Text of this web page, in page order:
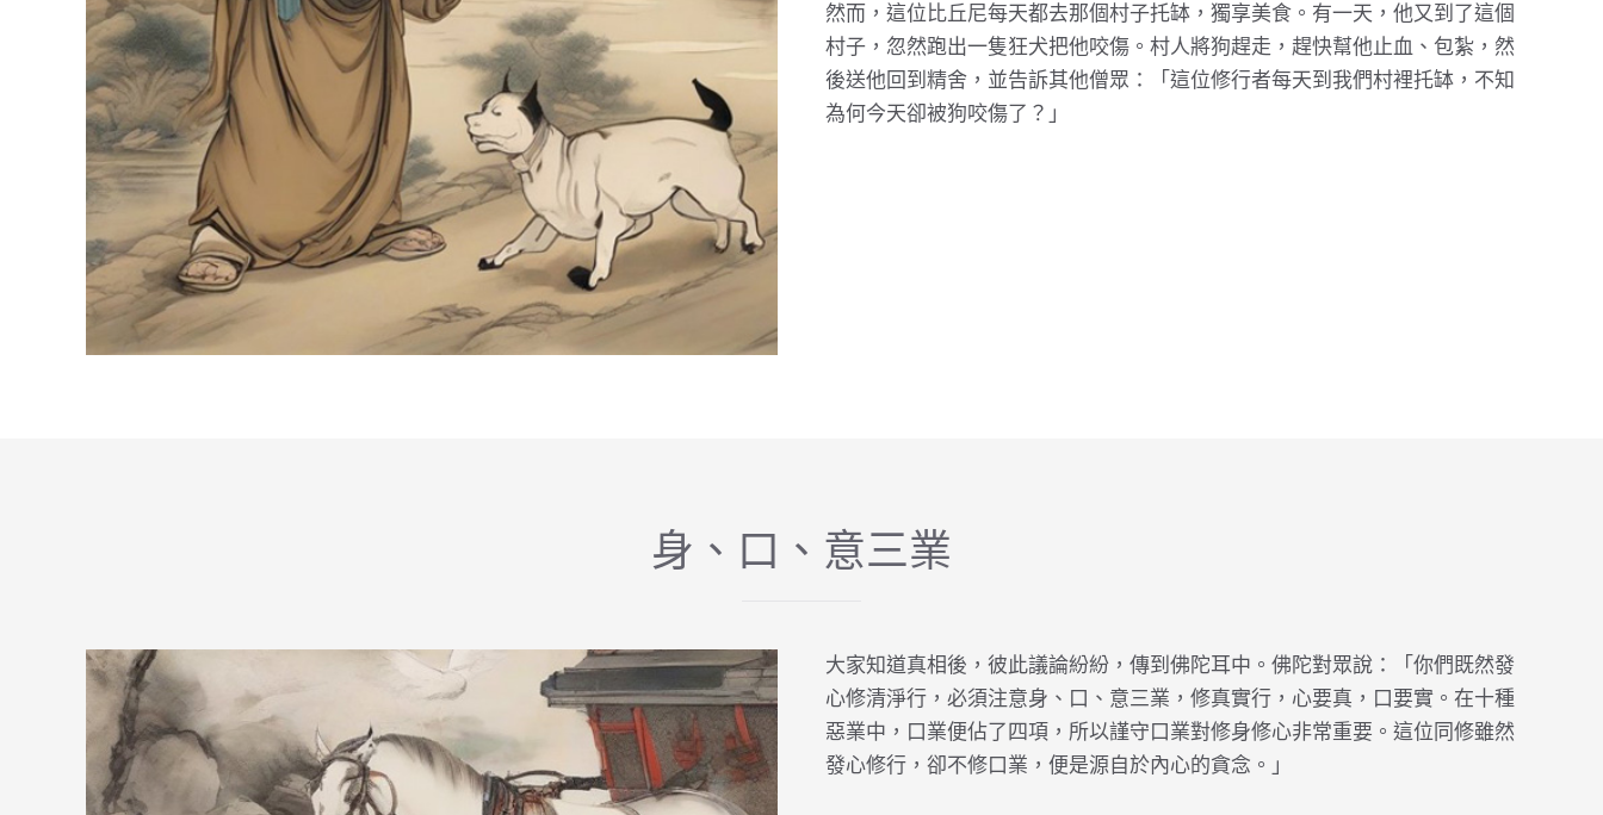
然而，這位比丘尼每天都去那個村子托缽，獨享美食。有一天，他又到了這個
村子，忽然跑出一隻狂犬把他咬傷。村人將狗趕走，趕快幫他止血、包紮，然
後送他回到精舍，並告訴其他僧眾：「這位修行者每天到我們村裡托缽，不知
為何今天卻被狗咬傷了？」
身、口、意三業
大家知道真相後，彼此議論紛紛，傳到佛陀耳中。佛陀對眾說：「你們既然發
心修清淨行，必須注意身、口、意三業，修真實行，心要真，口要實。在十種
惡業中，口業便佔了四項，所以謹守口業對修身修心非常重要。這位同修雖然
發心修行，卻不修口業，便是源自於內心的貪念。」